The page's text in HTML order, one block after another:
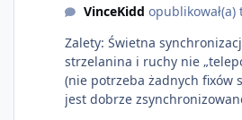
VinceKidd opublikował(a)
Zalety: Świetna
strzelanina i ruchy nie
(nie potrzeba żadnych fixów
jest dobrze